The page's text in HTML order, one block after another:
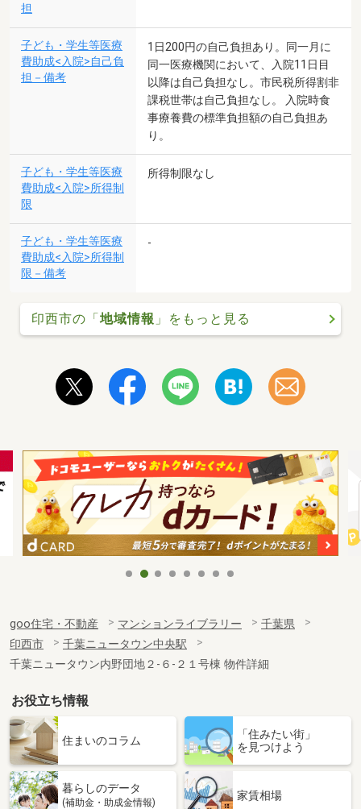
担
子ども・学生等医療
費助成<入院>自己負
担－備考
1日200円の自己負担あり。同一月に
同一医療機関において、入院11日目
以降は自己負担なし。市民税所得割非
課税世帯は自己負担なし。 入院時食
事療養費の標準負担額の自己負担あ
り。
子ども・学生等医療
費助成<入院>所得制
限
所得制限なし
子ども・学生等医療
費助成<入院>所得制
限－備考
-
印西市の「 地域情報 」をもっと見る
goo住宅・不動産 マンションライブラリー
千葉県
印西市
千葉ニュータウン中央駅
千葉ニュータウン内野団地２-６-２１号棟 物件詳細
お役立ち情報
住まいのコラム
「住みたい街」
を見つけよう
暮らしのデータ
(補助金・助成金情報)
家賃相場